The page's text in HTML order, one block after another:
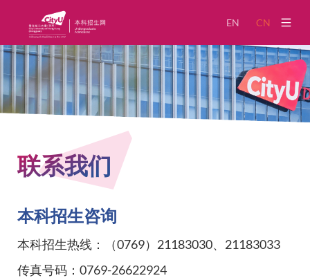
EN CN
招生政策
新闻资讯
专业介绍
奖助学金申请
联系我们
本科招生咨询
本科招生热线：（0769）21183030、21183033
传真号码：0769-26622924